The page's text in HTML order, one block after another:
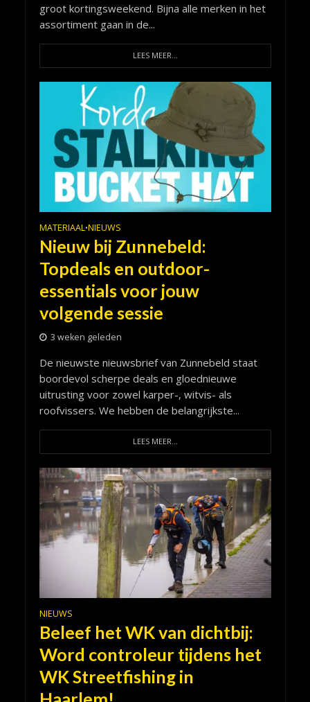
groot kortingsweekend. Bijna alle merken in het
assortiment gaan in de...
LEES MEER...
MATERIAAL•NIEUWS
Nieuw bij Zunnebeld:
Topdeals en outdoor-
essentials voor jouw
volgende sessie
3 weken geleden
De nieuwste nieuwsbrief van Zunnebeld staat
boordevol scherpe deals en gloednieuwe
uitrusting voor zowel karper-, witvis- als
roofvissers. We hebben de belangrijkste...
LEES MEER...
NIEUWS
Beleef het WK van dichtbij:
Word controleur tijdens het
WK Streetfishing in